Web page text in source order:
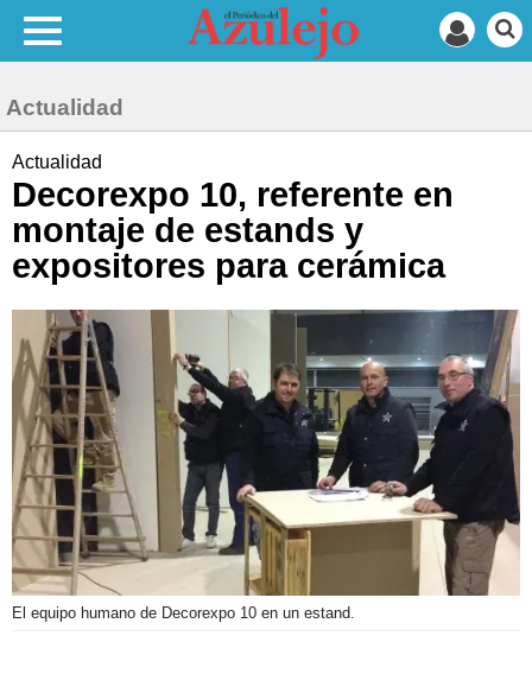
Actualidad
Actualidad
Decorexpo 10, referente en
montaje de estands y
expositores para cerámica
El equipo humano de Decorexpo 10 en un estand.